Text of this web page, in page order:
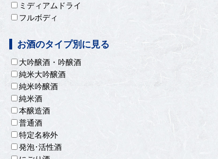
ミディアムドライ
フルボディ
お酒のタイプ別に見る
大吟醸酒・吟醸酒
純米大吟醸酒
純米吟醸酒
純米酒
本醸造酒
普通酒
特定名称外
発泡･活性酒